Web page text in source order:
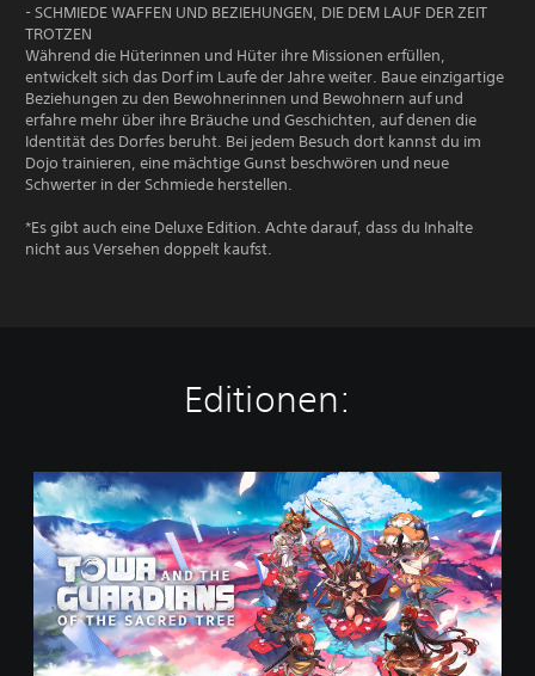
- SCHMIEDE WAFFEN UND BEZIEHUNGEN, DIE DEM LAUF DER ZEIT
TROTZEN
Während die Hüterinnen und Hüter ihre Missionen erfüllen,
entwickelt sich das Dorf im Laufe der Jahre weiter. Baue einzigartige
Beziehungen zu den Bewohnerinnen und Bewohnern auf und
erfahre mehr über ihre Bräuche und Geschichten, auf denen die
Identität des Dorfes beruht. Bei jedem Besuch dort kannst du im
Dojo trainieren, eine mächtige Gunst beschwören und neue
Schwerter in der Schmiede herstellen.
*Es gibt auch eine Deluxe Edition. Achte darauf, dass du Inhalte
nicht aus Versehen doppelt kaufst.
Editionen:
S
t
a
n
d
r
d
E